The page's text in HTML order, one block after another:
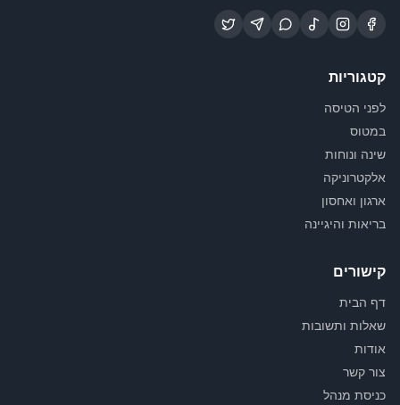
קטגוריות
לפני הטיסה
במטוס
שינה ונוחות
אלקטרוניקה
ארגון ואחסון
בריאות והיגיינה
קישורים
דף הבית
שאלות ותשובות
אודות
צור קשר
כניסת מנהל